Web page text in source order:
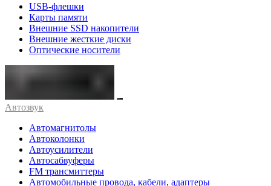
USB-флешки
Карты памяти
Внешние SSD накопители
Внешние жесткие диски
Оптические носители
Автозвук
Автомагнитолы
Автоколонки
Автоусилители
Автосабвуферы
FM трансмиттеры
Автомобильные провода, кабели, адаптеры